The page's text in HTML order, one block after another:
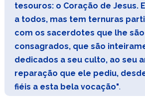
tesouros: o Coração de Jesus.
a todos, mas tem ternuras
com os sacerdotes que lhe são
consagrados, que são
dedicados a seu culto, ao seu
reparação que ele pediu,
fiéis a esta bela vocação".